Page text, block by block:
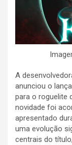
A
anunciou o
para o roguelite
novidade foi
apresentado
uma evolução
centrais do